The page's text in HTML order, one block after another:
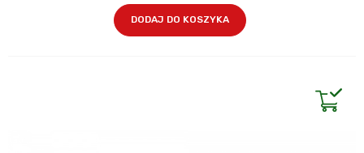
DODAJ DO KOSZYKA